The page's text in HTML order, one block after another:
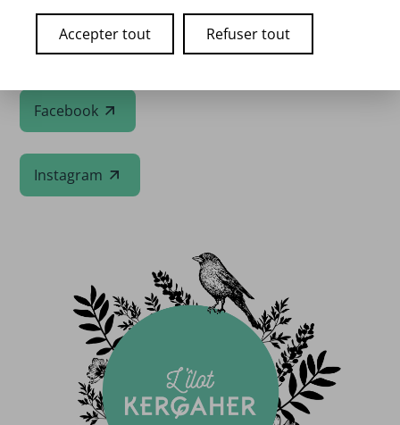
Site internet
Facebook
Instagram
Accepter tout Refuser tout